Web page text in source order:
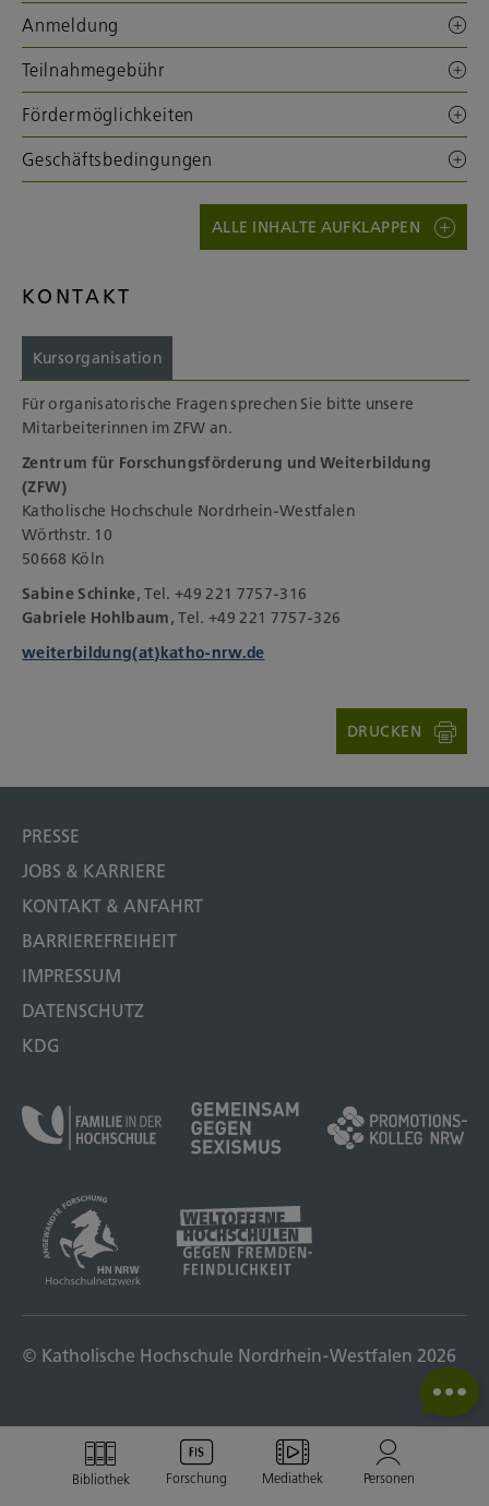
Anmeldung
Teilnahmegebühr
Fördermöglichkeiten
Geschäftsbedingungen
ALLE INHALTE AUFKLAPPEN
KONTAKT
Kursorganisation
Für organisatorische Fragen sprechen Sie bitte unsere
Mitarbeiterinnen im ZFW an.
Zentrum für Forschungsförderung und Weiterbildung
(ZFW)
Katholische Hochschule Nordrhein-Westfalen
Wörthstr. 10
50668 Köln
Sabine Schinke, Tel. +49 221 7757-316
Gabriele Hohlbaum, Tel. +49 221 7757-326
weiterbildung(at)katho-nrw.de
DRUCKEN
Bibliothek Forschung Mediathek Personen
PRESSE
JOBS & KARRIERE
KONTAKT & ANFAHRT
BARRIEREFREIHEIT
IMPRESSUM
DATENSCHUTZ
KDG
© Katholische Hochschule Nordrhein-Westfalen 2026